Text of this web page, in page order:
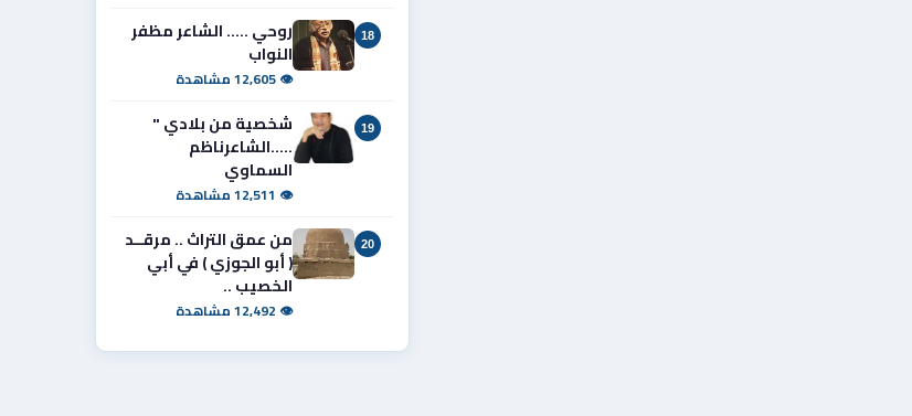
18
روحي ..... الشاعر مظفر
النواب
👁 12,605 مشاهدة
19
شخصية من بلادي "
.....الشاعرناظم
السماوي
👁 12,511 مشاهدة
20
من عمق التراث .. مرقــد
( أبو الجوزي ) في أبي
الخصيب ..
👁 12,492 مشاهدة